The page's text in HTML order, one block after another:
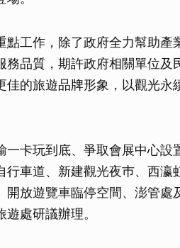
工作，除了政府全力幫助產
品質，期許政府相關單位及
的旅遊品牌形象，以觀光永
卡玩到底、爭取會展中心設
車道、新建觀光夜巿、西瀛
放遊覽車臨停空間、澎管處
處研議辦理。